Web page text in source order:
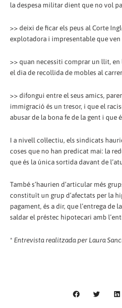
la despesa militar dient que no vol
>> deixi de ficar els peus al Corte
explotadora i impresentable que
>> quan necessiti comprar un llit, en
el dia de recollida de mobles al
>> difongui entre el seus amics,
immigració és un tresor, i que el
abusar de la bona fe de la gent i que
I a nivell col·lectiu, els sindicats
coses que no han predicat mai: la
que és la única sortida davant de
També s’haurien d’articular més
constituït un grup d’afectats per la
pagament, és a dir, que l’entrega de
saldar el préstec hipotecari amb
* Entrevista realitzada per Laura